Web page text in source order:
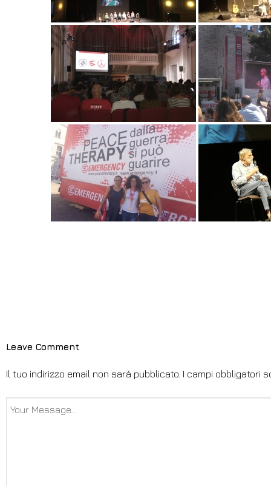
Leave Comment
Il tuo indirizzo email non sarà pubblicato. I campi obbligatori